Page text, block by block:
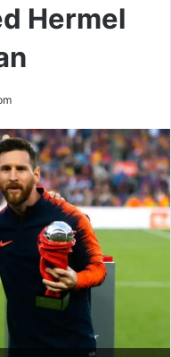
Hermel